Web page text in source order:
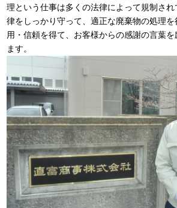
理という仕事は多くの法律によって規制さ
律をしっかり守って、適正な廃棄物の処理
用・信頼を得て、お客様からの感謝の言葉
ます。